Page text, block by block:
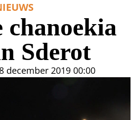
chanoekia
Sderot
december 2019 00:00